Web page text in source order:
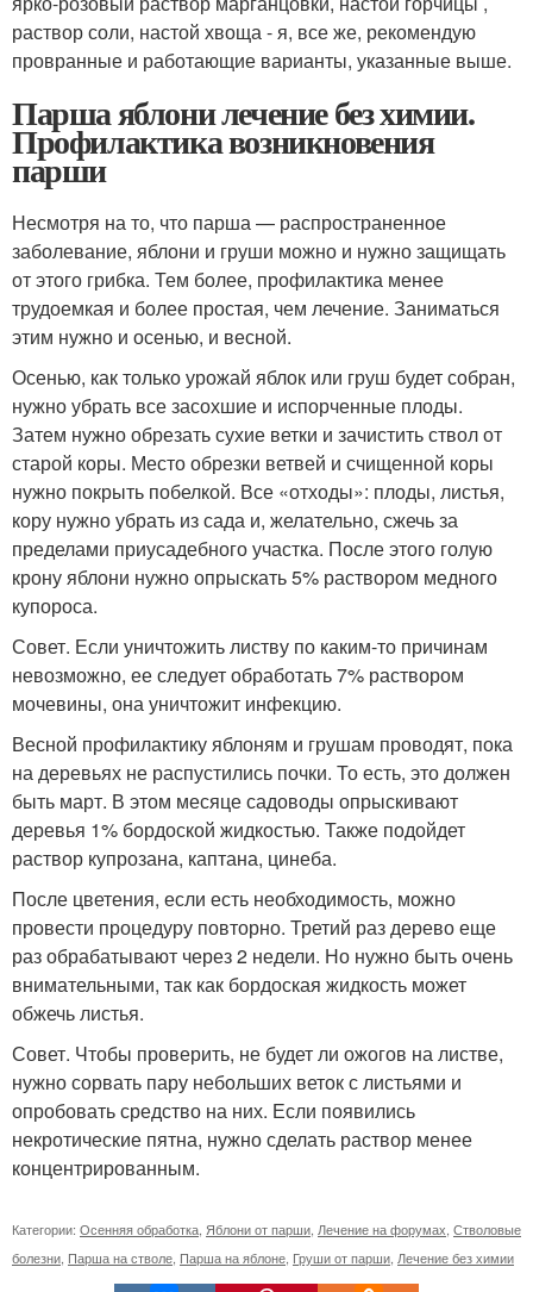
раствор соли, настой хвоща - я, все же, рекомендую
провранные и работающие варианты, указанные выше.
Парша яблони лечение без химии.
Профилактика возникновения
парши
Несмотря на то, что парша — распространенное
заболевание, яблони и груши можно и нужно защищать
от этого грибка. Тем более, профилактика менее
трудоемкая и более простая, чем лечение. Заниматься
этим нужно и осенью, и весной.
Осенью, как только урожай яблок или груш будет собран,
нужно убрать все засохшие и испорченные плоды.
Затем нужно обрезать сухие ветки и зачистить ствол от
старой коры. Место обрезки ветвей и счищенной коры
нужно покрыть побелкой. Все «отходы»: плоды, листья,
кору нужно убрать из сада и, желательно, сжечь за
пределами приусадебного участка. После этого голую
крону яблони нужно опрыскать 5% раствором медного
купороса.
Совет. Если уничтожить листву по каким-то причинам
невозможно, ее следует обработать 7% раствором
мочевины, она уничтожит инфекцию.
Весной профилактику яблоням и грушам проводят, пока
на деревьях не распустились почки. То есть, это должен
быть март. В этом месяце садоводы опрыскивают
деревья 1% бордоской жидкостью. Также подойдет
раствор купрозана, каптана, цинеба.
После цветения, если есть необходимость, можно
провести процедуру повторно. Третий раз дерево еще
раз обрабатывают через 2 недели. Но нужно быть очень
внимательными, так как бордоская жидкость может
обжечь листья.
Совет. Чтобы проверить, не будет ли ожогов на листве,
нужно сорвать пару небольших веток с листьями и
опробовать средство на них. Если появились
некротические пятна, нужно сделать раствор менее
концентрированным.
Категории: Осенняя обработка Яблони от парши Лечение на форумах Стволовые
болезни Парша на стволе Парша на яблоне Груши от парши Лечение без химии